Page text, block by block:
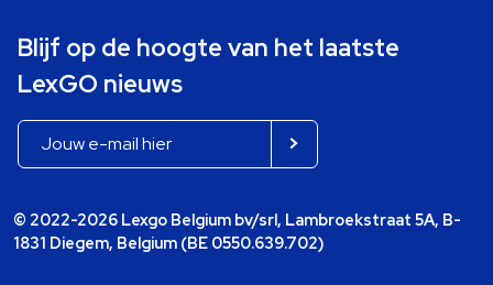
Blijf op de hoogte van het laatste
LexGO nieuws
© 2022-2026 Lexgo Belgium bv/srl, Lambroekstraat 5A, B-
1831 Diegem, Belgium (BE 0550.639.702)